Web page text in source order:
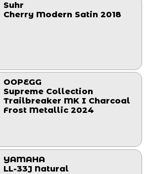
Suhr
Cherry Modern Satin 2018
OOPEGG
Supreme Collection
Trailbreaker MK I Charcoal
Frost Metallic 2024
YAMAHA
LL-33J Natural